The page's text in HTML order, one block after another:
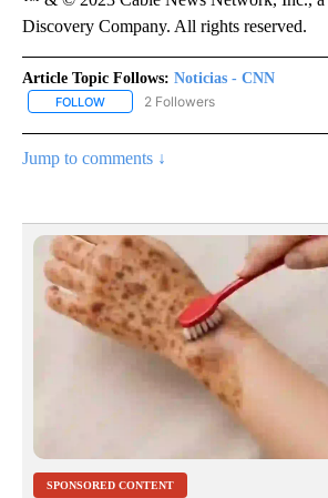
Discovery Company. All rights reserved.
Article Topic Follows: Noticias - CNN
FOLLOW FOLLOW "NOTICIAS - CNN" TO
2 Followers
Jump to comments ↓
SPONSORED CONTENT